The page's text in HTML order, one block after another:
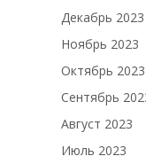
Декабрь 2023
Ноябрь 2023
Октябрь 2023
Сентябрь
Август 2023
Июль 2023